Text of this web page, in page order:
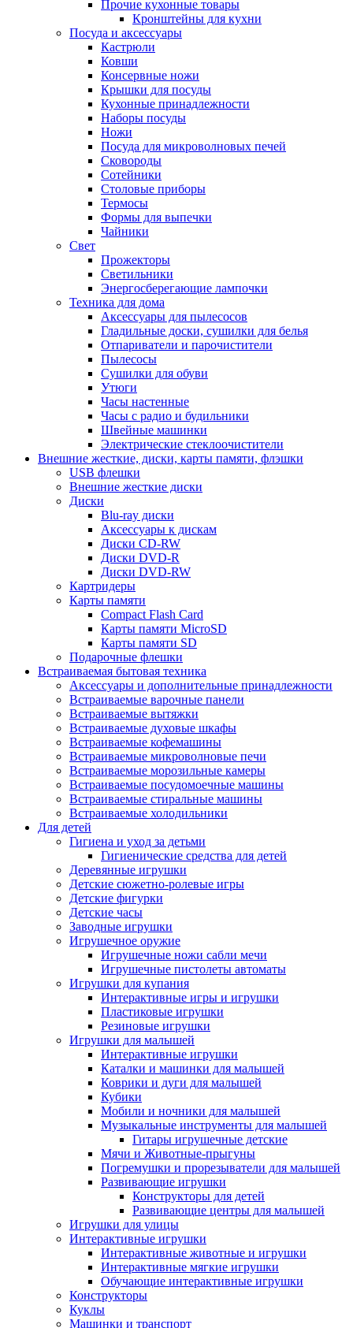
Прочие кухонные товары
Кронштейны для кухни
Посуда и аксессуары
Кастрюли
Ковши
Консервные ножи
Крышки для посуды
Кухонные принадлежности
Наборы посуды
Ножи
Посуда для микроволновых печей
Сковороды
Сотейники
Столовые приборы
Термосы
Формы для выпечки
Чайники
Свет
Прожекторы
Светильники
Энергосберегающие лампочки
Техника для дома
Аксессуары для пылесосов
Гладильные доски, сушилки для белья
Отпариватели и парочистители
Пылесосы
Сушилки для обуви
Утюги
Часы настенные
Часы с радио и будильники
Швейные машинки
Электрические стеклоочистители
Внешние жесткие, диски, карты памяти, флэшки
USB флешки
Внешние жесткие диски
Диски
Blu-ray диски
Аксессуары к дискам
Диски CD-RW
Диски DVD-R
Диски DVD-RW
Картридеры
Карты памяти
Compact Flash Card
Карты памяти MicroSD
Карты памяти SD
Подарочные флешки
Встраиваемая бытовая техника
Аксессуары и дополнительные принадлежности
Встраиваемые варочные панели
Встраиваемые вытяжки
Встраиваемые духовые шкафы
Встраиваемые кофемашины
Встраиваемые микроволновые печи
Встраиваемые морозильные камеры
Встраиваемые посудомоечные машины
Встраиваемые стиральные машины
Встраиваемые холодильники
Для детей
Гигиена и уход за детьми
Гигиенические средства для детей
Деревянные игрушки
Детские сюжетно-ролевые игры
Детские фигурки
Детские часы
Заводные игрушки
Игрушечное оружие
Игрушечные ножи сабли мечи
Игрушечные пистолеты автоматы
Игрушки для купания
Интерактивные игры и игрушки
Пластиковые игрушки
Резиновые игрушки
Игрушки для малышей
Интерактивные игрушки
Каталки и машинки для малышей
Коврики и дуги для малышей
Кубики
Мобили и ночники для малышей
Музыкальные инструменты для малышей
Гитары игрушечные детские
Мячи и Животные-прыгуны
Погремушки и прорезыватели для малышей
Развивающие игрушки
Конструкторы для детей
Развивающие центры для малышей
Игрушки для улицы
Интерактивные игрушки
Интерактивные животные и игрушки
Интерактивные мягкие игрушки
Обучающие интерактивные игрушки
Конструкторы
Куклы
Машинки и транспорт